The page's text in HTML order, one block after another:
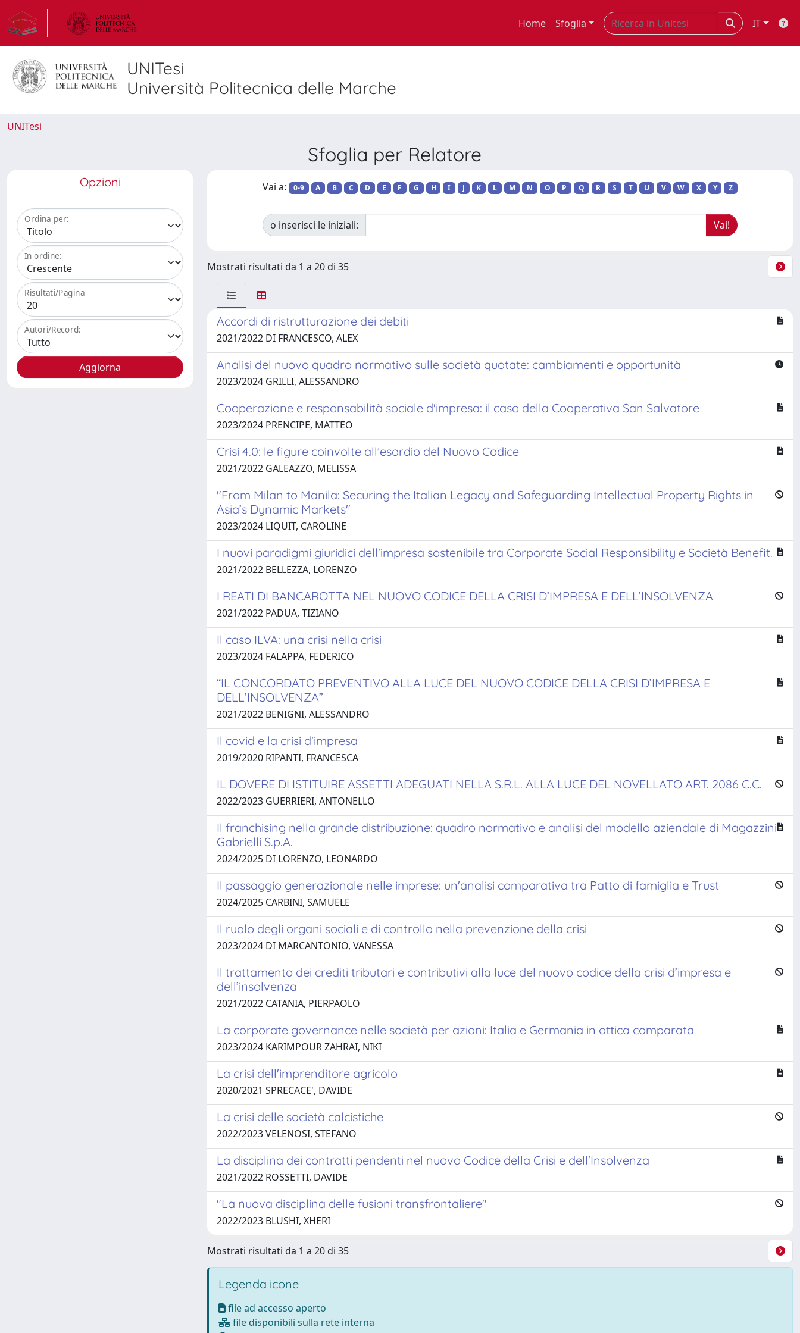
Home Sfoglia IT
UNITesi
Università Politecnica delle Marche
UNITesi
Sfoglia per Relatore
Opzioni
Ordina per:
In ordine:
Risultati/Pagina
Autori/Record:
Vai a: 0-9 A B C D E F G H I J K L M N O P Q R S T U V W X Y Z
o inserisci le iniziali:
Mostrati risultati da 1 a 20 di 35
Accordi di ristrutturazione dei debiti
2021/2022 DI FRANCESCO, ALEX
Analisi del nuovo quadro normativo sulle società quotate: cambiamenti e opportunità
2023/2024 GRILLI, ALESSANDRO
Cooperazione e responsabilità sociale d'impresa: il caso della Cooperativa San Salvatore
2023/2024 PRENCIPE, MATTEO
Crisi 4.0: le figure coinvolte all’esordio del Nuovo Codice
2021/2022 GALEAZZO, MELISSA
"From Milan to Manila: Securing the Italian Legacy and Safeguarding Intellectual Property Rights in
Asia’s Dynamic Markets"
2023/2024 LIQUIT, CAROLINE
I nuovi paradigmi giuridici dell'impresa sostenibile tra Corporate Social Responsibility e Società Benefit.
2021/2022 BELLEZZA, LORENZO
I REATI DI BANCAROTTA NEL NUOVO CODICE DELLA CRISI D’IMPRESA E DELL’INSOLVENZA
2021/2022 PADUA, TIZIANO
Il caso ILVA: una crisi nella crisi
2023/2024 FALAPPA, FEDERICO
“IL CONCORDATO PREVENTIVO ALLA LUCE DEL NUOVO CODICE DELLA CRISI D’IMPRESA E
DELL’INSOLVENZA”
2021/2022 BENIGNI, ALESSANDRO
Il covid e la crisi d'impresa
2019/2020 RIPANTI, FRANCESCA
IL DOVERE DI ISTITUIRE ASSETTI ADEGUATI NELLA S.R.L. ALLA LUCE DEL NOVELLATO ART. 2086 C.C.
2022/2023 GUERRIERI, ANTONELLO
Il franchising nella grande distribuzione: quadro normativo e analisi del modello aziendale di Magazzini
Gabrielli S.p.A.
2024/2025 DI LORENZO, LEONARDO
Il passaggio generazionale nelle imprese: un'analisi comparativa tra Patto di famiglia e Trust
2024/2025 CARBINI, SAMUELE
Il ruolo degli organi sociali e di controllo nella prevenzione della crisi
2023/2024 DI MARCANTONIO, VANESSA
Il trattamento dei crediti tributari e contributivi alla luce del nuovo codice della crisi d’impresa e
dell’insolvenza
2021/2022 CATANIA, PIERPAOLO
La corporate governance nelle società per azioni: Italia e Germania in ottica comparata
2023/2024 KARIMPOUR ZAHRAI, NIKI
La crisi dell'imprenditore agricolo
2020/2021 SPRECACE', DAVIDE
La crisi delle società calcistiche
2022/2023 VELENOSI, STEFANO
La disciplina dei contratti pendenti nel nuovo Codice della Crisi e dell'Insolvenza
2021/2022 ROSSETTI, DAVIDE
"La nuova disciplina delle fusioni transfrontaliere"
2022/2023 BLUSHI, XHERI
Mostrati risultati da 1 a 20 di 35
Legenda icone
file ad accesso aperto
file disponibili sulla rete interna